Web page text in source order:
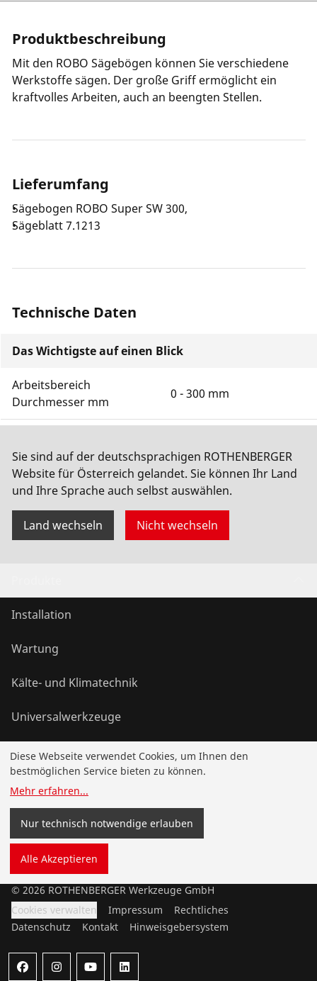
Produktbeschreibung
Mit den ROBO Sägebögen können Sie verschiedene
Werkstoffe sägen. Der große Griff ermöglicht ein
kraftvolles Arbeiten, auch an beengten Stellen.
Lieferumfang
Sägebogen ROBO Super SW 300,
Sägeblatt 7.1213
Technische Daten
Das Wichtigste auf einen Blick
Arbeitsbereich
Durchmesser mm
0 - 300 mm
Schnitttiefe 2 mm
Mehr anzeigen
Sie sind auf der deutschsprachigen ROTHENBERGER
Website für Österreich gelandet. Sie können Ihr Land
und Ihre Sprache auch selbst auswählen.
Land wechseln Nicht wechseln
Installation
Wartung
Kälte- und Klimatechnik
Universalwerkzeuge
Service und Mehrwert
Bonusprogramm
© 2026 ROTHENBERGER Werkzeuge GmbH
Cookies verwalten
Impressum
Rechtliches
Datenschutz
Kontakt Hinweisgebersystem
Diese Webseite verwendet Cookies, um Ihnen den
bestmöglichen Service bieten zu können.
Mehr erfahren...
Nur technisch notwendige erlauben
Alle Akzeptieren